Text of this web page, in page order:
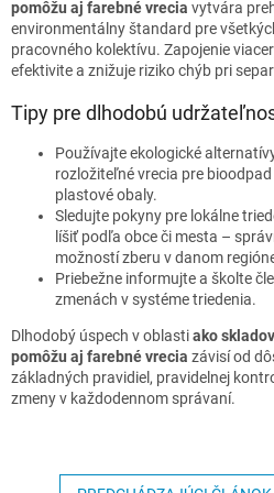
pomôžu aj farebné vrecia vytvára
environmentálny štandard pre
pracovného kolektívu. Zapojenie
efektivite a znižuje riziko chýb pri
Tipy pre dlhodobú
Používajte ekologické
rozložiteľné vrecia pre
plastové obaly.
Sledujte pokyny pre lokálne
líšiť podľa obce či mesta –
možností zberu v danom
Priebežne informujte a školte
zmenách v systéme triedenia.
Dlhodobý úspech v oblastiako
pomôžu aj farebné vrecia závisí od
základných pravidiel, pravidelnej
zmeny v každodennom správaní.